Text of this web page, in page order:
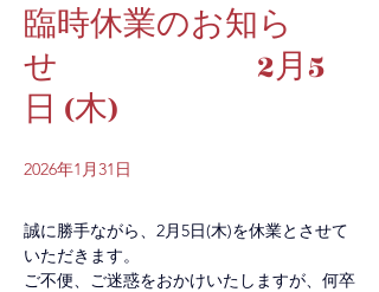
臨時休業のお知ら
せ 2月5
日 (木)
2026年1月31日
誠に勝手ながら、 2月5日(木)を休業とさせて
いただきます。
ご不便、ご迷惑をおかけいたしますが、何卒